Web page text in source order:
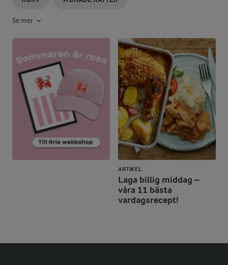
Se mer
ARTIKEL
Laga billig middag –
våra 11 bästa
vardagsrecept!